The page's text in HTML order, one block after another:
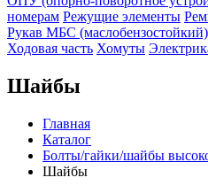
номерам Режущие элементы
Рукав МБС (маслобензостойкий)
Ходовая часть Хомуты
Шайбы
Главная
Каталог
Болты/гайки/шайбы
Шайбы